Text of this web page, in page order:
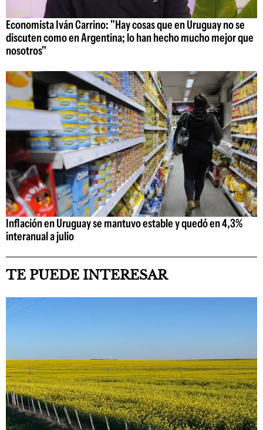
Economista Iván Carrino: "Hay cosas que en Uruguay no se
discuten como en Argentina; lo han hecho mucho mejor que
nosotros"
Inflación en Uruguay se mantuvo estable y quedó en 4,3%
interanual a julio
TE PUEDE INTERESAR